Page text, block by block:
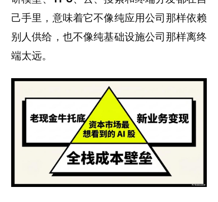
己手里，意味着它不像纯应用公司那样依赖
别人供给，也不像纯基础设施公司那样离终
端太远。